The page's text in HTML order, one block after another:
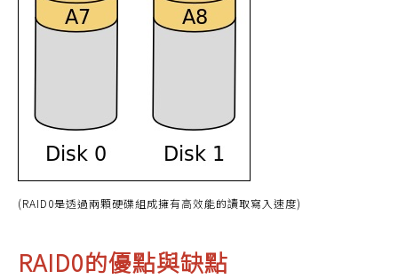
(RAID0是透過兩顆硬碟組成擁有高效能的讀取寫入速度)
RAID0的優點與缺點